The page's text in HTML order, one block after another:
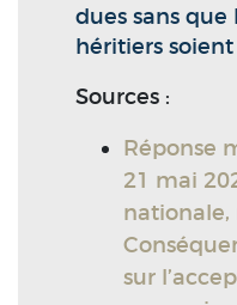
dues sans
héritiers
Sources :
Réponse
21 mai
nationale,
sur